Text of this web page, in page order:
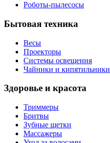
Роботы-пылесосы
Бытовая техника
Весы
Проекторы
Системы освещения
Чайники и кипятильники
Здоровье и красота
Триммеры
Бритвы
Зубные щетки
Массажеры